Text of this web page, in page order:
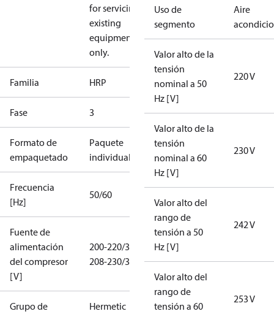
for servicing
existing
equipment
only.
Familia HRP
Fase 3
Formato de
empaquetado
Paquete
individual
Frecuencia
[Hz]
50/60
Fuente de
alimentación
del compresor
[V]
200-220/3/50
208-230/3/60
Grupo de
Hermetic
Uso de
segmento
Aire
Valor alto de la
tensión
nominal a 50
Hz [V]
220 V
Valor alto de la
tensión
nominal a 60
Hz [V]
230 V
Valor alto del
rango de
tensión a 50
Hz [V]
242 V
Valor alto del
rango de
tensión a 60
253 V